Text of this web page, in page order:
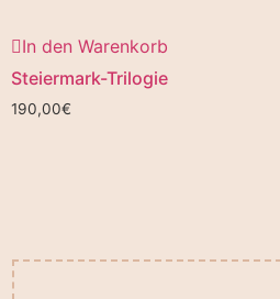
In den Warenkorb
Steiermark-Trilogie
190,00€